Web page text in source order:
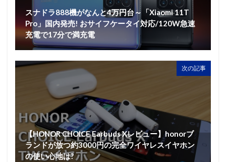
スナドラ888機がなんと4万円台～「Xiaomi 11T
Pro」国内発売! おサイフケータイ対応/120W急速
充電で17分で満充電
次の記事
【HONOR CHOICE Earbuds Xレビュー】honorブ
ランドが放つ約3000円の完全ワイヤレスイヤホン
の使い心地は?